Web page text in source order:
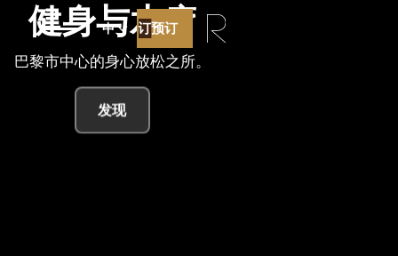
中 预订
预订
健身与水疗
巴黎市中心的身心放松之所。
发现
查看房态